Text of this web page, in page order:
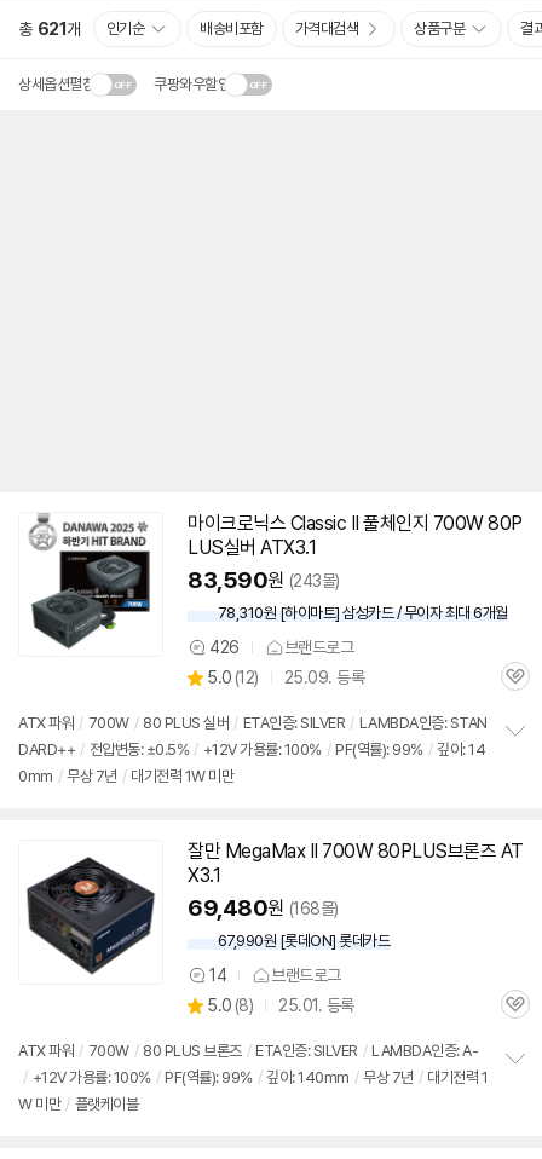
총 621 개 인기순 배송비포함 가격대검색 상품구분 결
상세옵션펼침 쿠팡와우할인
마이크로닉스 Classic II 풀체인지 700W 80P
LUS실버 ATX3.1
83,590원 (243몰)
78,310원 [하이마트] 삼성카드 / 무이자 최대 6개월
상
품
견
426 브랜드로그
별
점
5.0 (상
리
뷰
12) 25.09. 등록
관
ATX 파워 / 700W / 80 PLUS 실버 / ETA인증: SILVER / LAMBDA인증: STAN
DARD++ / 전압변동: ±0.5% / +12V 가용률: 100% / PF(역률): 99% / 깊이: 14
0mm / 무상 7년 / 대기전력 1W 미만
기
잘만 MegaMax II 700W 80PLUS브론즈 AT
X3.1
69,480원 (168몰)
67,990원 [롯데ON] 롯데카드
상
품
견
14 브랜드로그
별
점
5.0 (상
리
뷰
8) 25.01. 등록
관
ATX 파워 / 700W / 80 PLUS 브론즈 / ETA인증: SILVER / LAMBDA인증: A-
/ +12V 가용률: 100% / PF(역률): 99% / 깊이: 140mm / 무상 7년 / 대기전력 1
W 미만 / 플랫케이블